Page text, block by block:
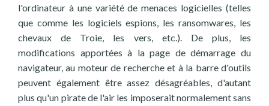
l'ordinateur à une variété de menaces logicielles (telles
que comme les logiciels espions, les ransomwares, les
chevaux de Troie, les vers, etc.). De plus, les
modifications apportées à la page de démarrage du
navigateur, au moteur de recherche et à la barre d'outils
peuvent également être assez désagréables, d'autant
plus qu'un pirate de l'air les imposerait normalement sans